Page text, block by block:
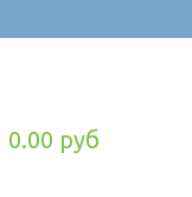
0.00 руб